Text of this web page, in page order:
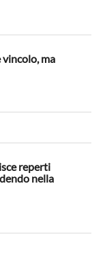
ma
reperti
nella